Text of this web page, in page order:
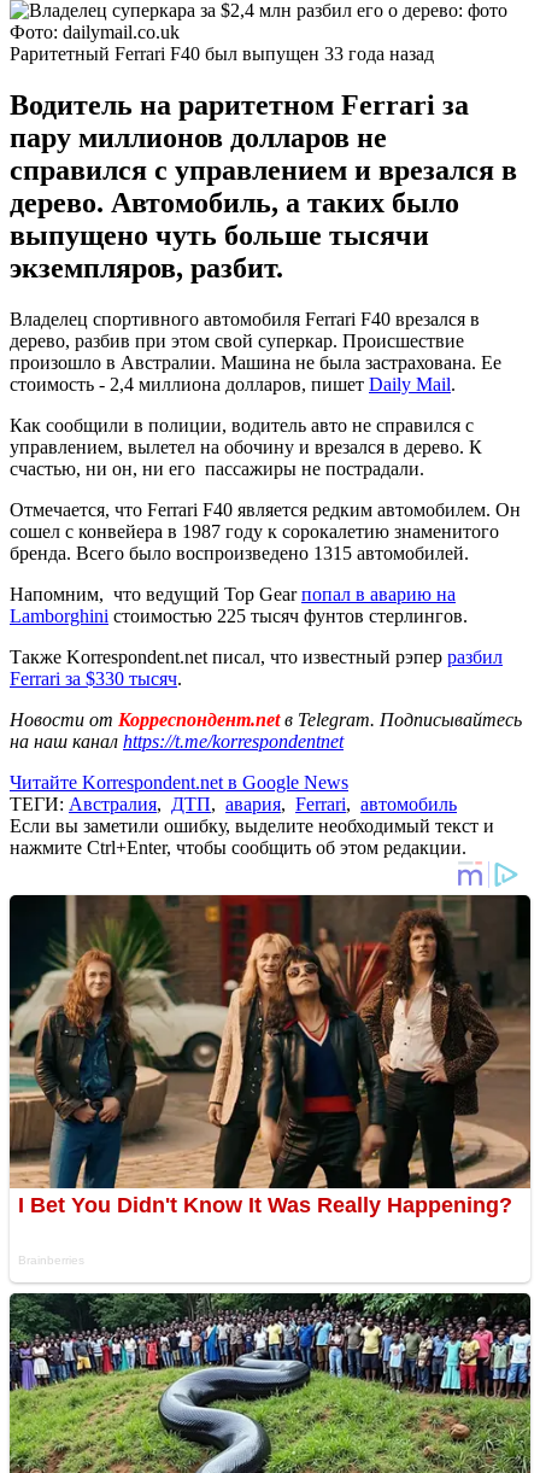
Фото: dailymail.co.uk
Раритетный Ferrari F40 был выпущен 33 года назад
Водитель на раритетном Ferrari за
пару миллионов долларов не
справился с управлением и врезался в
дерево. Автомобиль, а таких было
выпущено чуть больше тысячи
экземпляров, разбит.
Владелец спортивного автомобиля Ferrari F40 врезался в
дерево, разбив при этом свой суперкар. Происшествие
произошло в Австралии. Машина не была застрахована. Ее
стоимость - 2,4 миллиона долларов, пишет Daily Mail.
Как сообщили в полиции, водитель авто не справился с
управлением, вылетел на обочину и врезался в дерево. К
счастью, ни он, ни его пассажиры не пострадали.
Отмечается, что Ferrari F40 является редким автомобилем. Он
сошел с конвейера в 1987 году к сорокалетию знаменитого
бренда. Всего было воспроизведено 1315 автомобилей.
Напомним, что ведущий Top Gearпопал в аварию на
Lamborghini стоимостью 225 тысяч фунтов стерлингов.
Также Korrespondent.net писал, что известный рэпер разбил
Ferrari за $330 тысяч.
Новости от Корреспондент.netв Telegram. Подписывайтесь
на наш канал https://t.me/korrespondentnet
Читайте Korrespondent.net в Google News
ТЕГИ: Австралия, ДТП, авария, Ferrari, автомобиль
Если вы заметили ошибку, выделите необходимый текст и
нажмите Ctrl+Enter, чтобы сообщить об этом редакции.